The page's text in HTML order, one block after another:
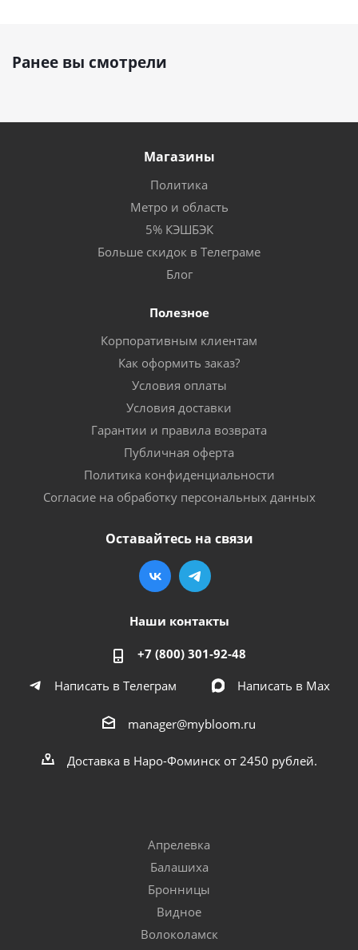
Ранее вы смотрели
Магазины
Политика
Метро и область
5% КЭШБЭК
Больше скидок в Телеграме
Блог
Полезное
Корпоративным клиентам
Как оформить заказ?
Условия оплаты
Условия доставки
Гарантии и правила возврата
Публичная оферта
Политика конфиденциальности
Согласие на обработку персональных данных
Оставайтесь на связи
Наши контакты
+7 (800) 301-92-48
Написать в Телеграм
Написать в Мах
manager@mybloom.ru
Доставка в Наро-Фоминск от 2450 рублей.
Апрелевка
Балашиха
Бронницы
Видное
Волоколамск